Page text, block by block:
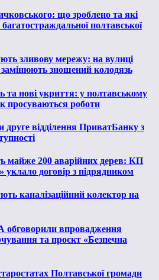
що зроблено та які
полтавської
зливову мережу: на вулиці
зношений колодязь
та нові укриття: у полтавському
просуваються роботи
друге відділення ПриватБанку з
майже 200 аварійних дерев: КП
уклало договір з підрядником
каналізаційний колектор на
обговорили впровадження
та проєкт «Безпечна
Полтавської громади